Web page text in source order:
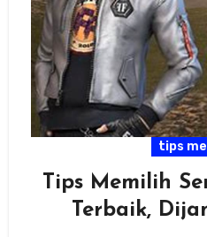
tips
Tips Memilih
Terbaik,